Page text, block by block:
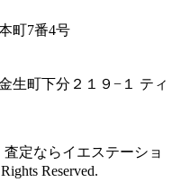
町7番4号
町下分２１９−１ ティ
定ならイエステーショ
Reserved.